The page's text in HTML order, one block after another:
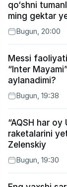
qo‘shni
ming gektar
Bugun, 20:00
Messi
“Inter
aylanadimi?
Bugun, 19:38
“AQSH har
raketalarini
Zelenskiy
Bugun, 19:30